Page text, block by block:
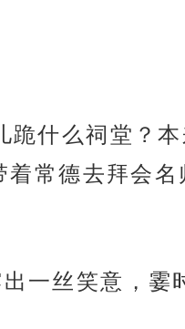
什么祠堂？
常德去拜会名
一丝笑意，霎